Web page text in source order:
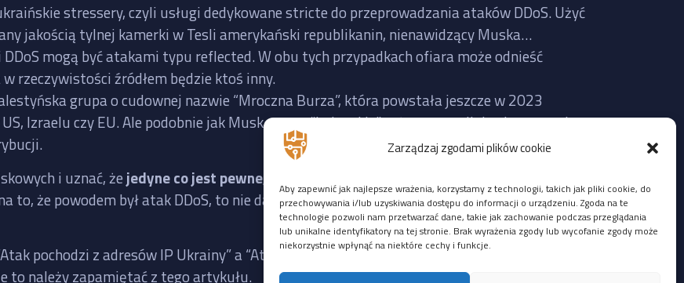
Zarządzaj zgodami plików cookie
Aby zapewnić jak najlepsze wrażenia, korzystamy z technologii, takich jak pliki cookie, do
przechowywania i/lub uzyskiwania dostępu do informacji o urządzeniu. Zgoda na te
technologie pozwoli nam przetwarzać dane, takie jak zachowanie podczas przeglądania
lub unikalne identyfikatory na tej stronie. Brak wyrażenia zgody lub wycofanie zgody może
niekorzystnie wpłynąć na niektóre cechy i funkcje.
stressery, czyli usługi dedykowane stricte do przeprowadzania ataków DDoS. Użyć
jakością tylnej kamerki w Tesli amerykański republikanin, nienawidzący Muska…
mogą być atakami typu reflected. W obu tych przypadkach ofiara może odnieść
rzeczywistości źródłem będzie ktoś inny.
grupa o cudownej nazwie “Mroczna Burza”, która powstała jeszcze w 2023
Izraelu czy EU. Ale podobnie jak Musk, grupy “hakerskie” też często mijają się z prawdą,
i uznać, że jedyne co jest pewne, to to, że Twitter faktycznie nie działał wczoraj
to, że powodem był atak DDoS, to nie da się ustalić na bazie aktualnie udostępnionych
pochodzi z adresów IP Ukrainy” a “Atak pochodzi z adresów IP Ukrainy, ale mógł
to należy zapamiętać z tego artykułu.